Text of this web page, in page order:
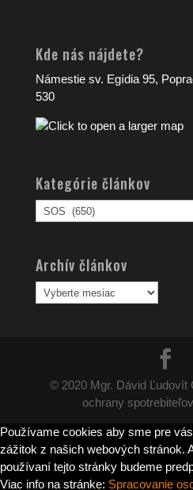
Kde nás nájdete?
Námestie sv. Egídia 95,
530
Kategórie článkov
Kategórie
článkov
Archív článkov
Archív
článkov
© 2020 Mgr. Dávid Ľudovít
ochrany
Používame cookies aby sme pre
zážitok z našich webových stránok.
používaní tejto stránky budeme
Viac info na stránke: Spracovanie